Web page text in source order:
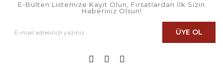
E-Bülten Listemize Kayıt Olun, Fırsatlardan İlk Sizin
Haberiniz Olsun!
ÜYE OL